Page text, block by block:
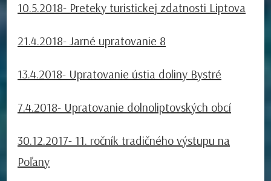
10.5.2018- Preteky turistickej zdatnosti Liptova
21.4.2018- Jarné upratovanie 8
13.4.2018- Upratovanie ústia doliny Bystré
7.4.2018- Upratovanie dolnoliptovských obcí
30.12.2017- 11. ročník tradičného výstupu na
Poľany